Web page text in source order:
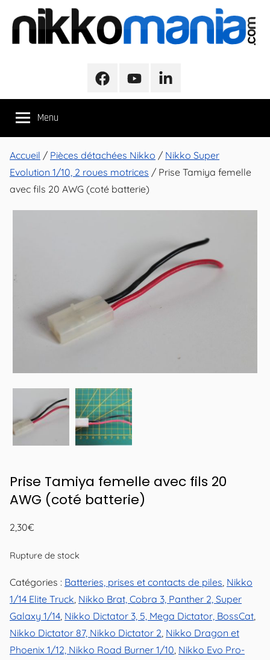
contenu
NikkoMania
Véhicules
Nikko
Evo
Pro-
FacebookYoutubeLinkedIn
Menu
Accueil / Pièces détachées Nikko / Nikko Super
Evolution 1/10, 2 roues motrices / Prise Tamiya femelle
avec fils 20 AWG (coté batterie)
Prise Tamiya femelle avec fils 20
AWG (coté batterie)
2,30€
Rupture de stock
Catégories : Batteries, prises et contacts de piles, Nikko
1/14 Elite Truck, Nikko Brat, Cobra 3, Panther 2, Super
Galaxy 1/14, Nikko Dictator 3, 5, Mega Dictator, BossCat,
Nikko Dictator 87, Nikko Dictator 2, Nikko Dragon et
Phoenix 1/12, Nikko Road Burner 1/10, Nikko Evo Pro-